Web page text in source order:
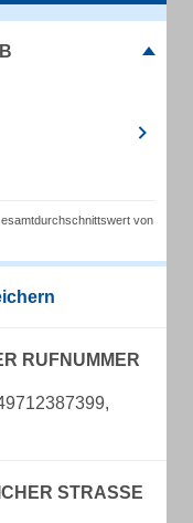
von
RUFNUMMER
STRASSE